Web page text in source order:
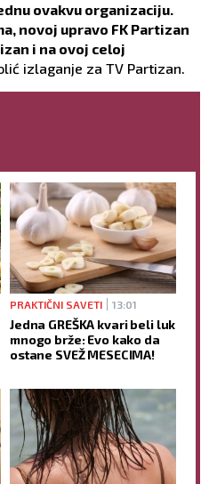
ovakvu organizaciju.
novoj upravo FK Partizan
i na ovoj celoj
izlaganje za TV Partizan.
PRAKTIČNI SAVETI 13:01
Jedna GREŠKA kvari beli luk
mnogo brže: Evo kako da
ostane SVEŽ MESECIMA!